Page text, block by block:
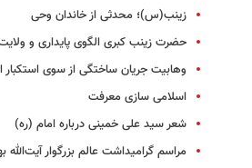
زینب(س)؛ محدثی از خاندان وحی
حضرت زینب کبری الگوی پایداری و
وهابیت جریان ساختگی از سوی
اسلامی سازی معرفت
شعر سید علی خمینی درباره امام (ره)
مراسم گرامیداشت عالم بزرگوار